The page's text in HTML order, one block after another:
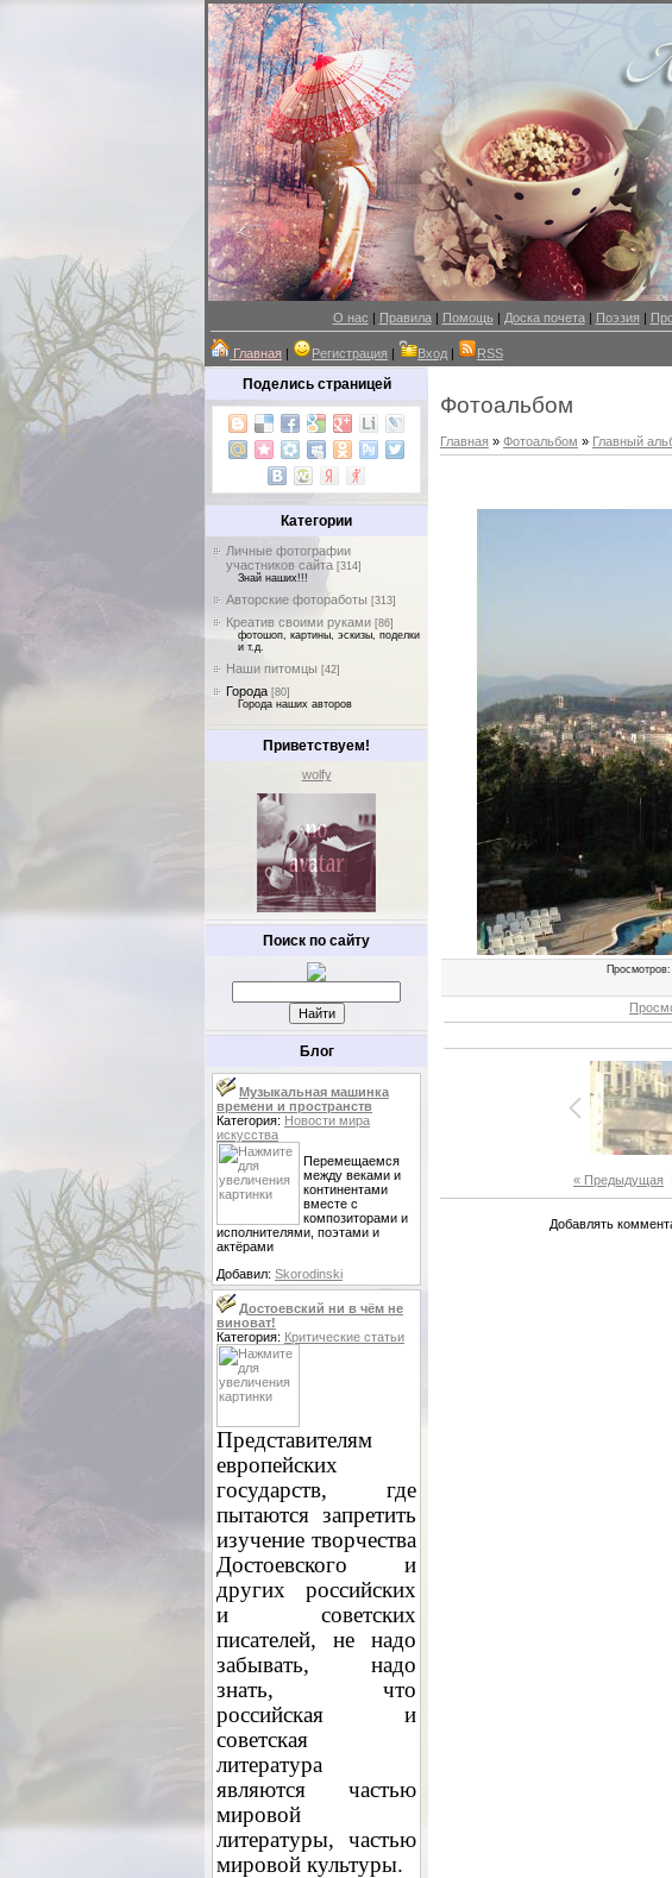
О нас | Правила| Помощь | Доска почета| Поэзия |
Главная | Регистрация | Вход | RSS
Поделись страницей
Категории
Личные фотографии
участников сайта [314]
Знай наших!!!
Авторские фотоработы [313]
Креатив своими руками [86]
фотошоп, картины, эскизы, поделки
и т.д.
Наши питомцы [42]
Города [80]
Города наших авторов
Приветствуем!
wolfy
Поиск по сайту
Блог
Музыкальная машинка
времени и пространств
Категория: Новости мира
искусства
Перемещаемся
между веками и
континентами
вместе с
композиторами и
исполнителями, поэтами и
актёрами
Добавил: Skorodinski
Достоевский ни в чём не
виноват!
Категория: Критические статьи
Представителям
европейских
государств, где
пытаются запретить
изучение творчества
Достоевского и
других российских
и советских
писателей, не надо
забывать, надо
знать, что
российская и
советская
литература
являются частью
мировой
литературы, частью
мировой культуры.
Фотоальбом
Главная » Фотоальбом » Главный
Просмотров:
« Предыдущая
Добавлять